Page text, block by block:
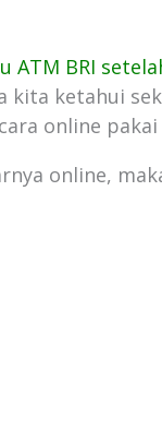
ATM BRI
kita ketahui
online
online,